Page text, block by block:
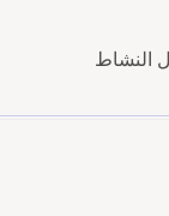
النشاط